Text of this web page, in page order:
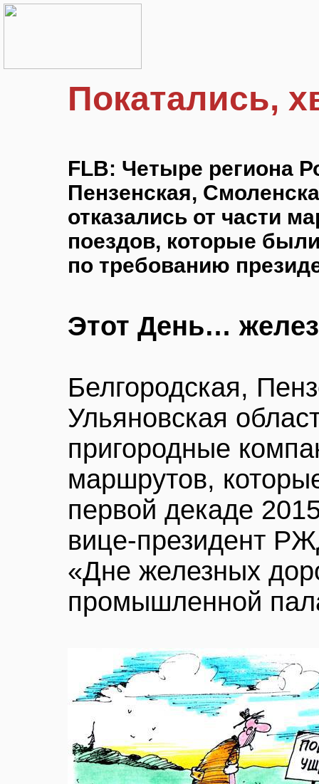
Покатались,
FLB: Четыре региона
Пензенская,
отказались от части
поездов, которые
по требованию
Этот День…
Белгородская,
Ульяновская
пригородные
маршрутов,
первой декаде
вице-президент
«Дне железных
промышленной